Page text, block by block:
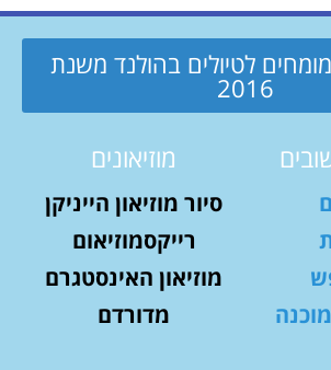
לטיולים בהולנד משנת
2016
מוזיאונים
סיור מוזיאון הייניקן
רייקסמוזיאום
מוזיאון האינסטגרם
מדורדם